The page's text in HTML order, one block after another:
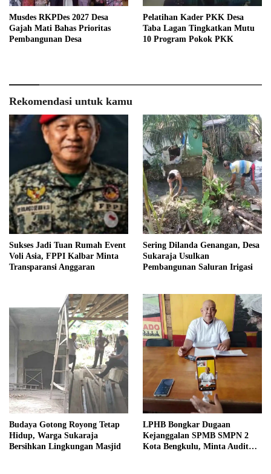
Musdes RKPDes 2027 Desa
Gajah Mati Bahas Prioritas
Pembangunan Desa
Pelatihan Kader PKK Desa
Taba Lagan Tingkatkan Mutu
10 Program Pokok PKK
Rekomendasi untuk kamu
Sukses Jadi Tuan Rumah Event
Voli Asia, FPPI Kalbar Minta
Transparansi Anggaran
Sering Dilanda Genangan, Desa
Sukaraja Usulkan
Pembangunan Saluran Irigasi
Budaya Gotong Royong Tetap
Hidup, Warga Sukaraja
Bersihkan Lingkungan Masjid
LPHB Bongkar Dugaan
Kejanggalan SPMB SMPN 2
Kota Bengkulu, Minta Audit